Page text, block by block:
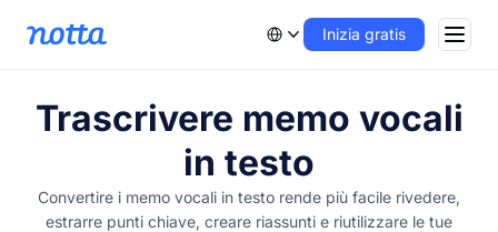
Inizia gratis
Trascrivere memo vocali
in testo
Convertire i memo vocali in testo rende più facile rivedere,
estrarre punti chiave, creare riassunti e riutilizzare le tue